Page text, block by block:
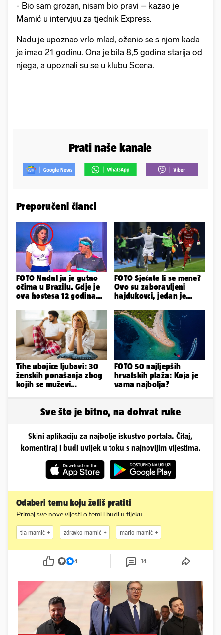
- Bio sam grozan, nisam bio pravi – kazao je
Mamić u intervjuu za tjednik Express.
Nadu je upoznao vrlo mlad, oženio se s njom kada
je imao 21 godinu. Ona je bila 8,5 godina starija od
njega, a upoznali su se u klubu Scena.
Prati naše kanale
Preporučeni članci
FOTO Nadal ju je gutao
očima u Brazilu. Gdje je
ova hostesa 12 godina
FOTO Sjećate li se mene?
Ovo su zaboravljeni
hajdukovci, jedan je
Tihe ubojice ljubavi: 30
ženskih ponašanja zbog
kojih se muževi
FOTO 50 najljepših
hrvatskih plaža: Koja je
vama najbolja?
Sve što je bitno, na dohvat ruke
Skini aplikaciju za najbolje iskustvo portala. Čitaj,
komentiraj i budi uvijek u toku s najnovijim vijestima.
Odaberi temu koju želiš pratiti
Primaj sve nove vijesti o temi i budi u tijeku
tia mamić zdravko mamić mario mamić
4 14